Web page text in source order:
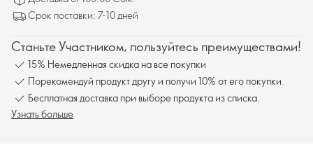
Срок поставки: 7-10 дней
Станьте Участником, пользуйтесь преимуществами!
15% Немедленная скидка на все покупки
Порекомендуй продукт другу и получи 10% от его покупки.
Бесплатная доставка при выборе продукта из списка.
Узнать больше